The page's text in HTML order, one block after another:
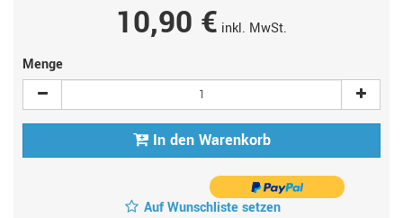
10,90 € inkl. MwSt.
Menge
In den Warenkorb
Auf Wunschliste setzen